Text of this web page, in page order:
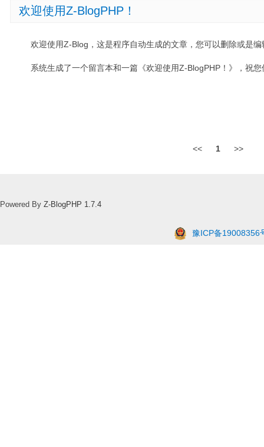
欢迎使用Z-BlogPHP！
欢迎使用Z-Blog，这是程序自动生成的文章，您可以删除或是编
系统生成了一个留言本和一篇《欢迎使用Z-BlogPHP！》，祝
<< 1 >>
Powered By Z-BlogPHP 1.7.4
豫ICP备19008356